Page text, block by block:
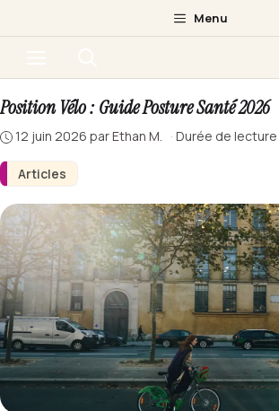
au
Menu
Articles
Position Vélo : Guide Posture Santé 2026
12 juin 2026 parEthan M. · Durée de